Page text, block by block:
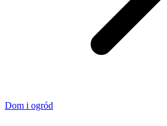
Dom i ogród